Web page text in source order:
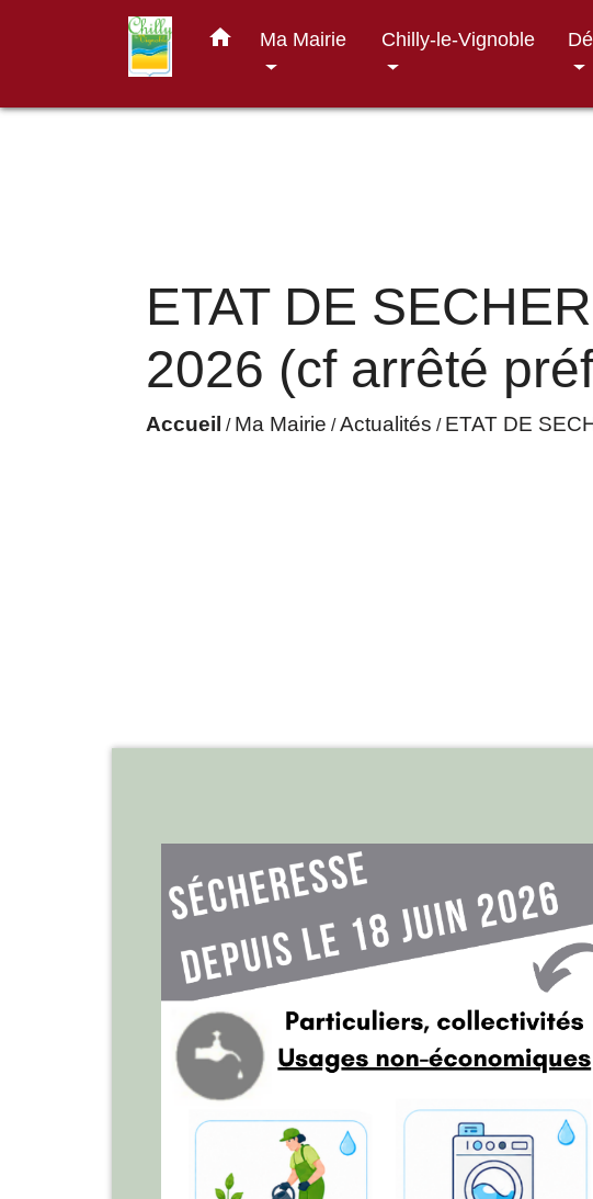
home Ma Mairie Chilly-le-Vignoble
ETAT DE
2026 (cf arrêté
Accueil / Ma Mairie /Actualités / ETAT DE